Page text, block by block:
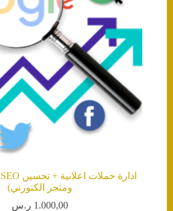
ومتجر الكتورني)
1.000,00 ر.س